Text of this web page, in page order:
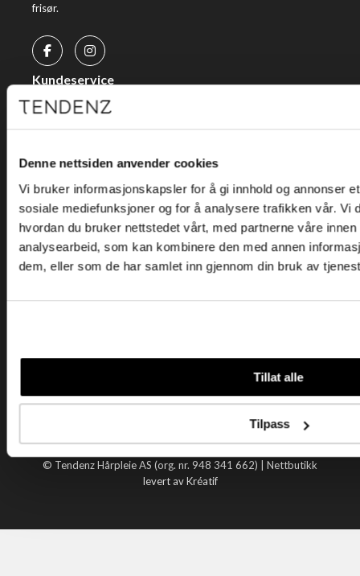
Denne nettsiden anvender cookies
Vi bruker informasjonskapsler for å gi innhold og annonser
sosiale mediefunksjoner og for å analysere trafikken vår. Vi
hvordan du bruker nettstedet vårt, med partnerne våre
analysearbeid, som kan kombinere den med annen
dem, eller som de har samlet inn gjennom din bruk av
Tillat alle
Tilpass
frisør.
Kundeservice
Kjøpsvilkår
Personvern
Holtegata 26, 0355 Oslo
Telefon: +47 22 92 50 00
E-post: kundeservice@tendenz.net
Nyttige lenker
Datablad
Om oss
Handle hos oss
© Tendenz Hårpleie AS (org. nr. 948 341 662) | Nettbutikk
levert av Kréatif